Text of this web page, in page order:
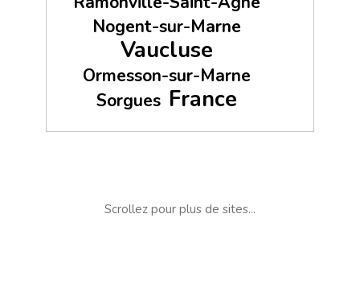
Nogent-sur-Marne
Vaucluse
Ormesson-sur-Marne
Sorgues France
Scrollez pour plus de sites...